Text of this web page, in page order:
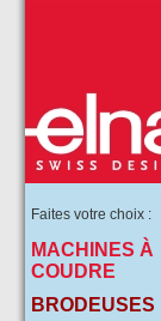
Faites votre choix :
MACHINES À
COUDRE
BRODEUSES